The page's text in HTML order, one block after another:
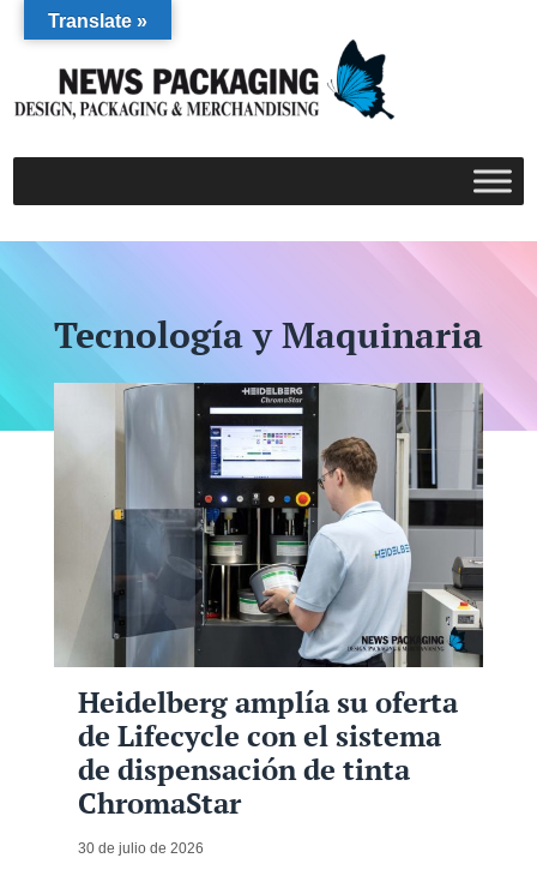
Tecnología y Maquinaria
Heidelberg amplía su oferta
de Lifecycle con el sistema
de dispensación de tinta
ChromaStar
30 de julio de 2026
Translate »